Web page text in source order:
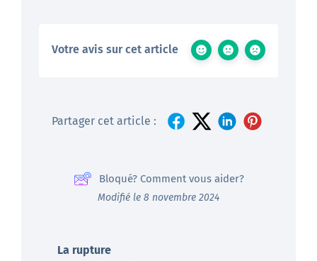
Votre avis sur cet article
Partager cet article :
Bloqué? Comment vous aider?
Modifié le 8 novembre 2024
La rupture